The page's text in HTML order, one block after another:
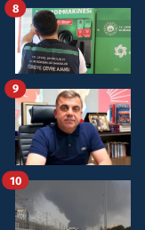
8
9
10